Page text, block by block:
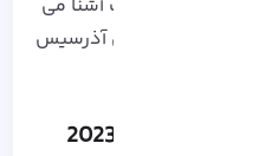
را با مهم ترین نکات آشنا می
وبلاگ های آموزشی آذرسیس